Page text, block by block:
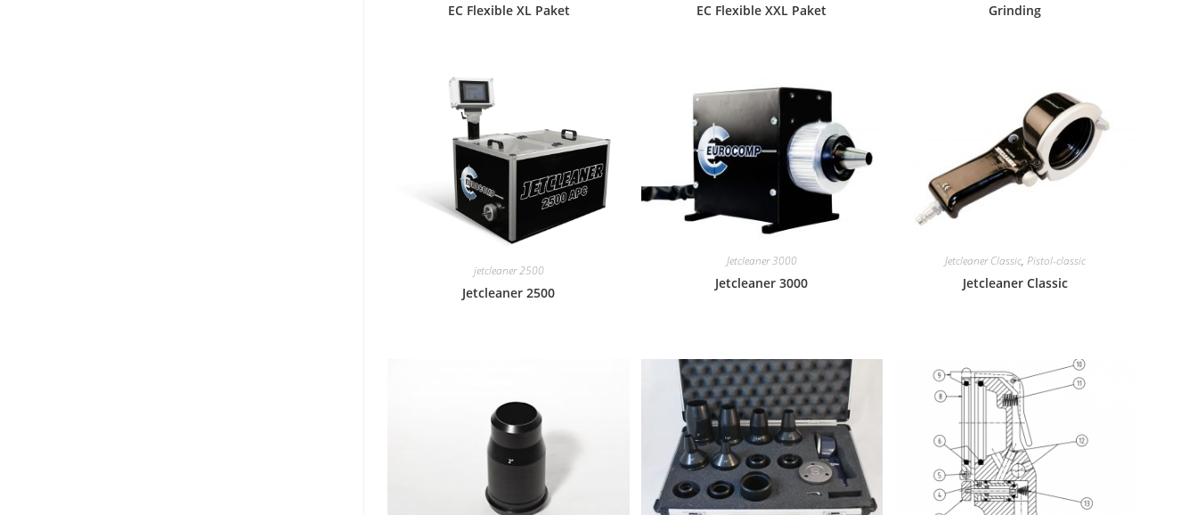
EC Flexible XL Paket EC Flexible XXL Paket Grinding
jetcleaner 2500
Jetcleaner 2500
Jetcleaner 3000
Jetcleaner 3000
Jetcleaner Classic, Pistol-classic
Jetcleaner Classic